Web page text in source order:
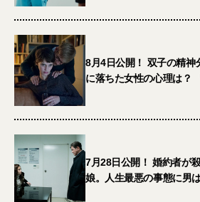
8月4日公開！ 双子の精神
に落ちた女性の心理は？
7月28日公開！ 婚約者が
娘。人生最悪の事態に男